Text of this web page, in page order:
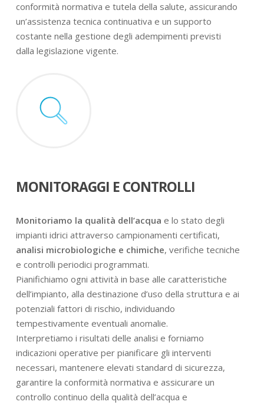
conformità normativa e tutela della salute, assicurando
un’assistenza tecnica continuativa e un supporto
costante nella gestione degli adempimenti previsti
dalla legislazione vigente.
MONITORAGGI E CONTROLLI
Monitoriamo la qualità dell’acqua e lo stato degli
impianti idrici attraverso campionamenti certificati,
analisi microbiologiche e chimiche, verifiche tecniche
e controlli periodici programmati.
Pianifichiamo ogni attività in base alle caratteristiche
dell’impianto, alla destinazione d’uso della struttura e ai
potenziali fattori di rischio, individuando
tempestivamente eventuali anomalie.
Interpretiamo i risultati delle analisi e forniamo
indicazioni operative per pianificare gli interventi
necessari, mantenere elevati standard di sicurezza,
garantire la conformità normativa e assicurare un
controllo continuo della qualità dell’acqua e